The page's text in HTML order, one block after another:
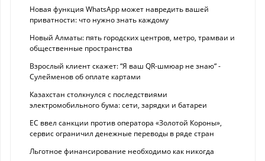
Новая функция WhatsApp может навредить вашей
приватности: что нужно знать каждому
Новый Алматы: пять городских центров, метро, трамваи и
общественные пространства
Взрослый клиент скажет: “Я ваш QR-шмюар не знаю“ -
Сулейменов об оплате картами
Казахстан столкнулся с последствиями
электромобильного бума: сети, зарядки и батареи
ЕС ввел санкции против оператора «Золотой Короны»,
сервис ограничил денежные переводы в ряде стран
Льготное финансирование необходимо как никогда